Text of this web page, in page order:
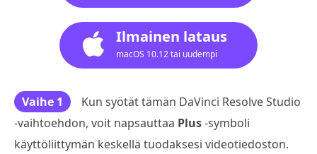
Ilmainen lataus
macOS 10.12 tai uudempi
Vaihe 1
Kun syötät tämän DaVinci Resolve Studio
-vaihtoehdon, voit napsauttaa Plus-symboli
käyttöliittymän keskellä tuodaksesi videotiedoston.